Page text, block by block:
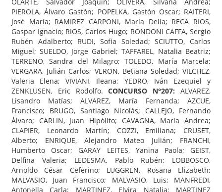
PIEROLA, Álvaro Gastón; POPELKA, Gastón Oscar; RAITERI,
José María; RAMIREZ CARPONI, María Delia; RECA RIOS,
Gaspar Ignacio; RIOS, Carlos Hugo; RONDONI CAFFA, Sergio
Rubén Adalberto; RUDI, Sofía Soledad; SCIUTTO, Carlos
Miguel; SUELDO, Jorge Gabriel; TAFFAREL, Natalia Beatriz;
TERRENO, Sandra del Milagro; TOLEDO, María Marcela;
VERGARA, Julián Carlos; VERON, Betiana Soledad; VILCHEZ,
Valeria Elena; VIVIANI, Ileana; YEDRO, Iván Ezequiel y
ZENKLUSEN, Eric Rodolfo.CONCURSO N°207:ALVAREZ,
Lisandro Matías; ALVAREZ, María Fernanda; AZCUE,
Francisco; BRUGO, Santiago Nicolás; CALLEJO, Fernando
Álvaro; CARLIN, Juan Hipólito; CAVAGNA, María Andrea;
CLAPIER, Leonardo Martín; COZZI, Emiliana; CRUSET,
Alberto; ENRIQUE, Alejandro Mateo Julián; FRANCHI,
Humberto Oscar; GARAY LEITES, Yanina Paola; GEIST,
Delfina Valeria; LEDESMA, Pablo Rubén; LOBBOSCO,
Arnoldo César Ceferino; LUGGREN, Rosana Elizabeth;
MALVASIO, Juan Francisco; MALVASIO, Luis; MANFREDI,
Antonella Carla; MARTINEZ, Elvira Natalia; MARTINEZ